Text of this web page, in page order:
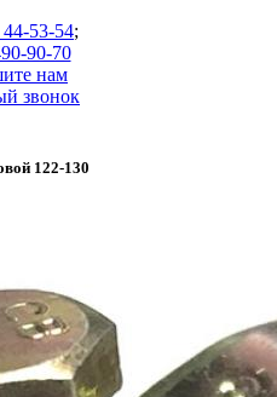
53-54;
90-70
нам
звонок
122-130